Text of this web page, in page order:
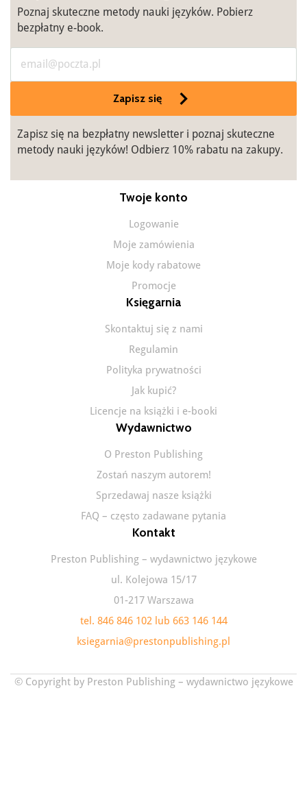
Poznaj skuteczne metody nauki języków. Pobierz
bezpłatny e-book.
Zapisz się
Zapisz się na bezpłatny newsletter i poznaj skuteczne
metody nauki języków! Odbierz 10% rabatu na zakupy.
Twoje konto
Logowanie
Moje zamówienia
Moje kody rabatowe
Promocje
Księgarnia
Skontaktuj się z nami
Regulamin
Polityka prywatności
Jak kupić?
Licencje na książki i e-booki
Wydawnictwo
O Preston Publishing
Zostań naszym autorem!
Sprzedawaj nasze książki
FAQ – często zadawane pytania
Kontakt
Preston Publishing – wydawnictwo językowe
ul. Kolejowa 15/17
01-217 Warszawa
tel. 846 846 102 lub 663 146 144
ksiegarnia@prestonpublishing.pl
© Copyright by Preston Publishing – wydawnictwo językowe